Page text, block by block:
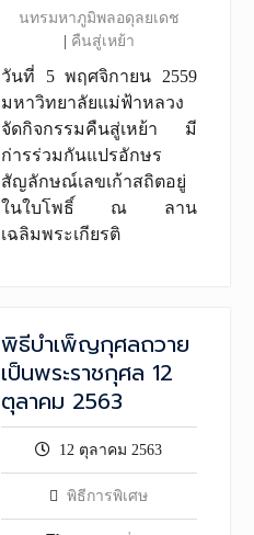
นทรมหาภูมิพลอดุลยเดช
คืนสู่เหย้า
วันที่ 5 พฤศจิกายน 2559
มหาวิทยาลัยแม่ฟ้าหลวง
จัดกิจกรรมคืนสู่เหย้า มี
ก่ารร่วมกันแปรอักษร
สัญลักษณ์เลขเก้าสถิตอยู่
ในใบโพธิ์ ณ ลาน
เฉลิมพระเกียรติ
พิธีบำเพ็ญกุศลถวาย
เป็นพระราชกุศล 12
ตุลาคม 2563
12 ตุลาคม 2563
พิธีการพิเศษ